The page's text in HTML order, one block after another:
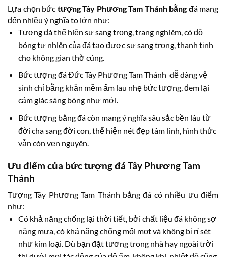
Lựa chọn bức tượng Tây Phương Tam Thánh bằng đá mang
đến nhiều ý nghĩa to lớn như:
Tượng đá thể hiện sự sang trọng, trang nghiêm, có độ
bóng tự nhiên của đá tạo được sự sang trọng, thanh tịnh
cho không gian thờ cúng.
Bức tượng đá Đức Tây Phương Tam Thánh dễ dàng vệ
sinh chỉ bằng khăn mềm ấm lau nhẹ bức tượng, đem lại
cảm giác sáng bóng như mới.
Bức tượng bằng đá còn mang ý nghĩa sâu sắc bền lâu từ
đời cha sang đời con, thể hiện nét đẹp tâm linh, hình thức
vẫn còn vẹn nguyên.
Ưu điểm của bức tượng đá Tây Phương Tam
Thánh
Tượng Tây Phương Tam Thánh bằng đá có nhiều ưu điểm
như:
Có khả năng chống lại thời tiết, bởi chất liệu đá không sợ
năng mưa, có khả năng chống mối mọt và không bị rỉ sét
như kim loại. Dù bạn đặt tương trong nhà hay ngoài trời